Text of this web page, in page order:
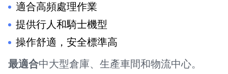
適合高頻處理作業
提供行人和騎士機型
操作舒適，安全標準高
最適合中大型倉庫、生產車間和物流中心。